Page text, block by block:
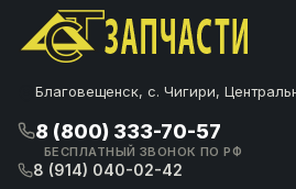
Благовещенск, с. Чигири,
8 (800) 333-70-57
БЕСПЛАТНЫЙ ЗВОНОК ПО РФ
8 (914) 040-02-42